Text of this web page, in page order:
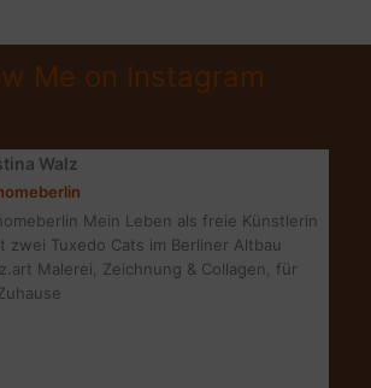
Me on Instagram
Walz
Mein Leben als freie Künstlerin
mit zwei Tuxedo Cats im Berliner Altbau
Malerei, Zeichnung & Collagen, für